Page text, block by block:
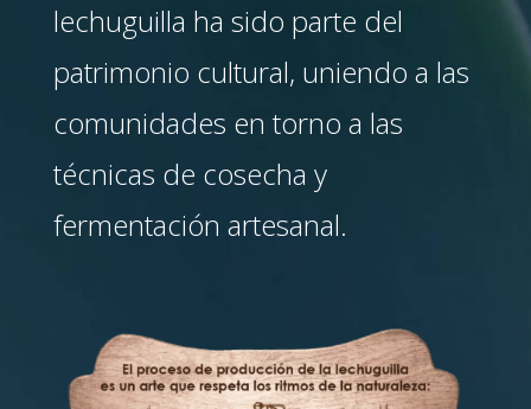
lechuguilla ha sido parte del
patrimonio cultural, uniendo a las
comunidades en torno a las
técnicas de cosecha y
fermentación artesanal.